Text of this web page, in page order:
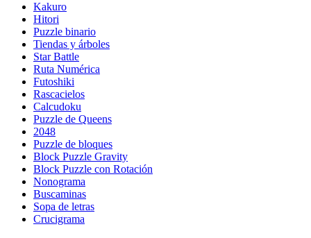
Kakuro
Hitori
Puzzle binario
Tiendas y árboles
Star Battle
Ruta Numérica
Futoshiki
Rascacielos
Calcudoku
Puzzle de Queens
2048
Puzzle de bloques
Block Puzzle Gravity
Block Puzzle con Rotación
Nonograma
Buscaminas
Sopa de letras
Crucigrama